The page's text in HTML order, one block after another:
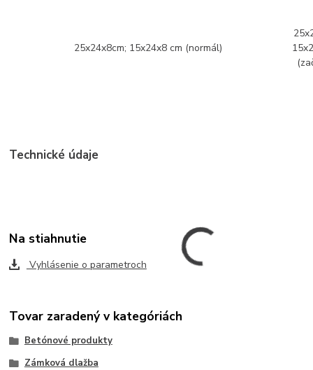
25x24x8cm; 15x24x8 cm (normál)
Technické údaje
Na stiahnutie
Vyhlásenie o parametroch
Tovar zaradený v kategóriách
Betónové produkty
Zámková dlažba